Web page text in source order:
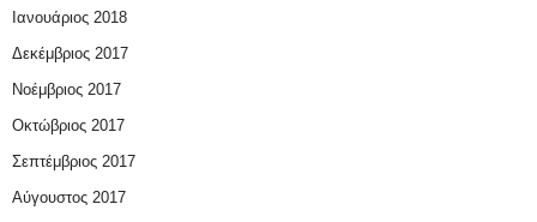
Ιανουάριος 2018
Δεκέμβριος 2017
Νοέμβριος 2017
Οκτώβριος 2017
Σεπτέμβριος 2017
Αύγουστος 2017